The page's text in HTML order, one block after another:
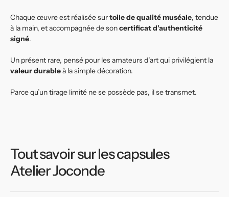
Chaque œuvre est réalisée surtoile de qualité muséale, tendue
à la main, et accompagnée de soncertificat d’authenticité
signé.
Un présent rare, pensé pour les amateurs d’art qui privilégient la
valeur durableà la simple décoration.
Parce qu’un tirage limité ne se possède pas, il se transmet.
Tout savoir sur les capsules
Atelier Joconde